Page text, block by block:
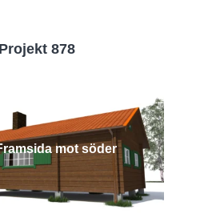
Projekt 878
mot söder